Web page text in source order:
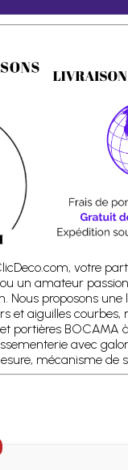
votre
un amateur
Nous proposons
et aiguilles
portières BOCAMA
avec
mécanisme